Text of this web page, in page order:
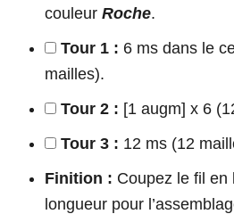
couleur Roche.
Tour 1 : 6 ms dans le
mailles).
Tour 2 : [1 augm] x 6
Tour 3 : 12 ms (12
Finition : Coupez le fil en
longueur pour